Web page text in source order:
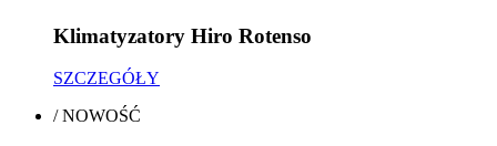
Klimatyzatory Hiro Rotenso
SZCZEGÓŁY
/NOWOŚĆ